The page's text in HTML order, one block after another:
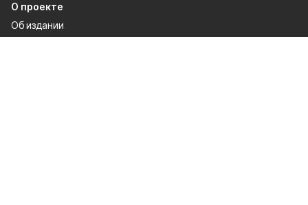
О проекте
Об издании